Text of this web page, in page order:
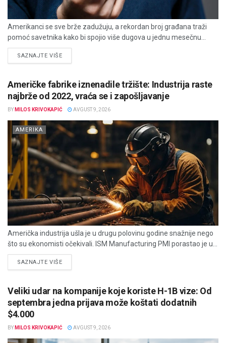
Amerikanci se sve brže zadužuju, a rekordan broj građana traži
pomoć savetnika kako bi spojio više dugova u jednu mesečnu...
SAZNAJTE VIŠEDETAILS
Američke fabrike iznenadile tržište: Industrija raste
najbrže od 2022, vraća se i zapošljavanje
BY MILOS KRIVOKAPIĆ AVGUST 9, 2026
AMERIKA
Američka industrija ušla je u drugu polovinu godine snažnije nego
što su ekonomisti očekivali. ISM Manufacturing PMI porastao je u...
SAZNAJTE VIŠEDETAILS
Veliki udar na kompanije koje koriste H-1B vize: Od
septembra jedna prijava može koštati dodatnih
$4.000
BY MILOS KRIVOKAPIĆ AVGUST 9, 2026